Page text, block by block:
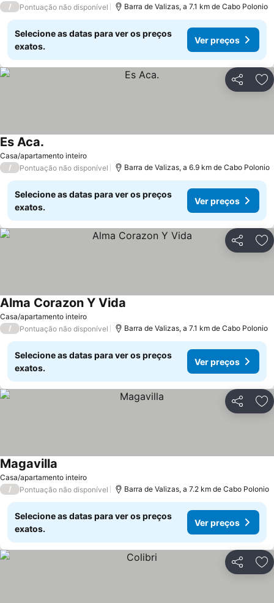
/ Pontuação não disponível Barra de Valizas, a 7.1 km de Cabo Polonio
Selecione as datas para ver os preços
exatos.
Ver preços
Partilhar
Casa/apartamento inteiro
Es Aca.
/ Pontuação não disponível Barra de Valizas, a 6.9 km de Cabo Polonio
Selecione as datas para ver os preços
exatos.
Ver preços
Partilhar
Casa/apartamento inteiro
Alma Corazon Y Vida
/ Pontuação não disponível Barra de Valizas, a 7.1 km de Cabo Polonio
Selecione as datas para ver os preços
exatos.
Ver preços
Partilhar
Casa/apartamento inteiro
Magavilla
/ Pontuação não disponível Barra de Valizas, a 7.2 km de Cabo Polonio
Selecione as datas para ver os preços
exatos.
Ver preços
Partilhar